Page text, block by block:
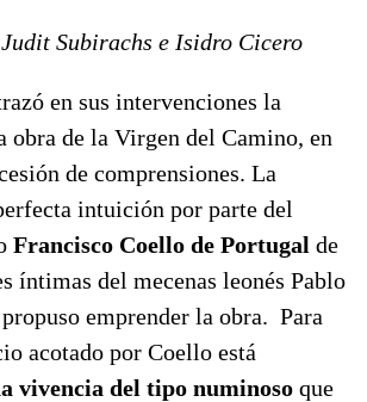
Subirachs e Isidro Cicero
en sus intervenciones la
la obra de la Virgen del Camino, en
de comprensiones. La
intuición por parte del
Francisco Coello de Portugal de
íntimas del mecenas leonés Pablo
emprender la obra. Para
acotado por Coello está
vivencia del tipo numinoso que